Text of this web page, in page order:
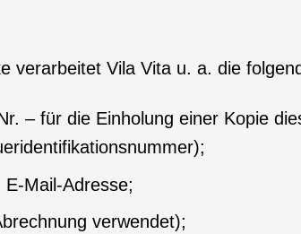
verarbeitet Vila Vita u. a. die
– für die Einholung einer Kopie
Mail-Adresse;
verwendet);